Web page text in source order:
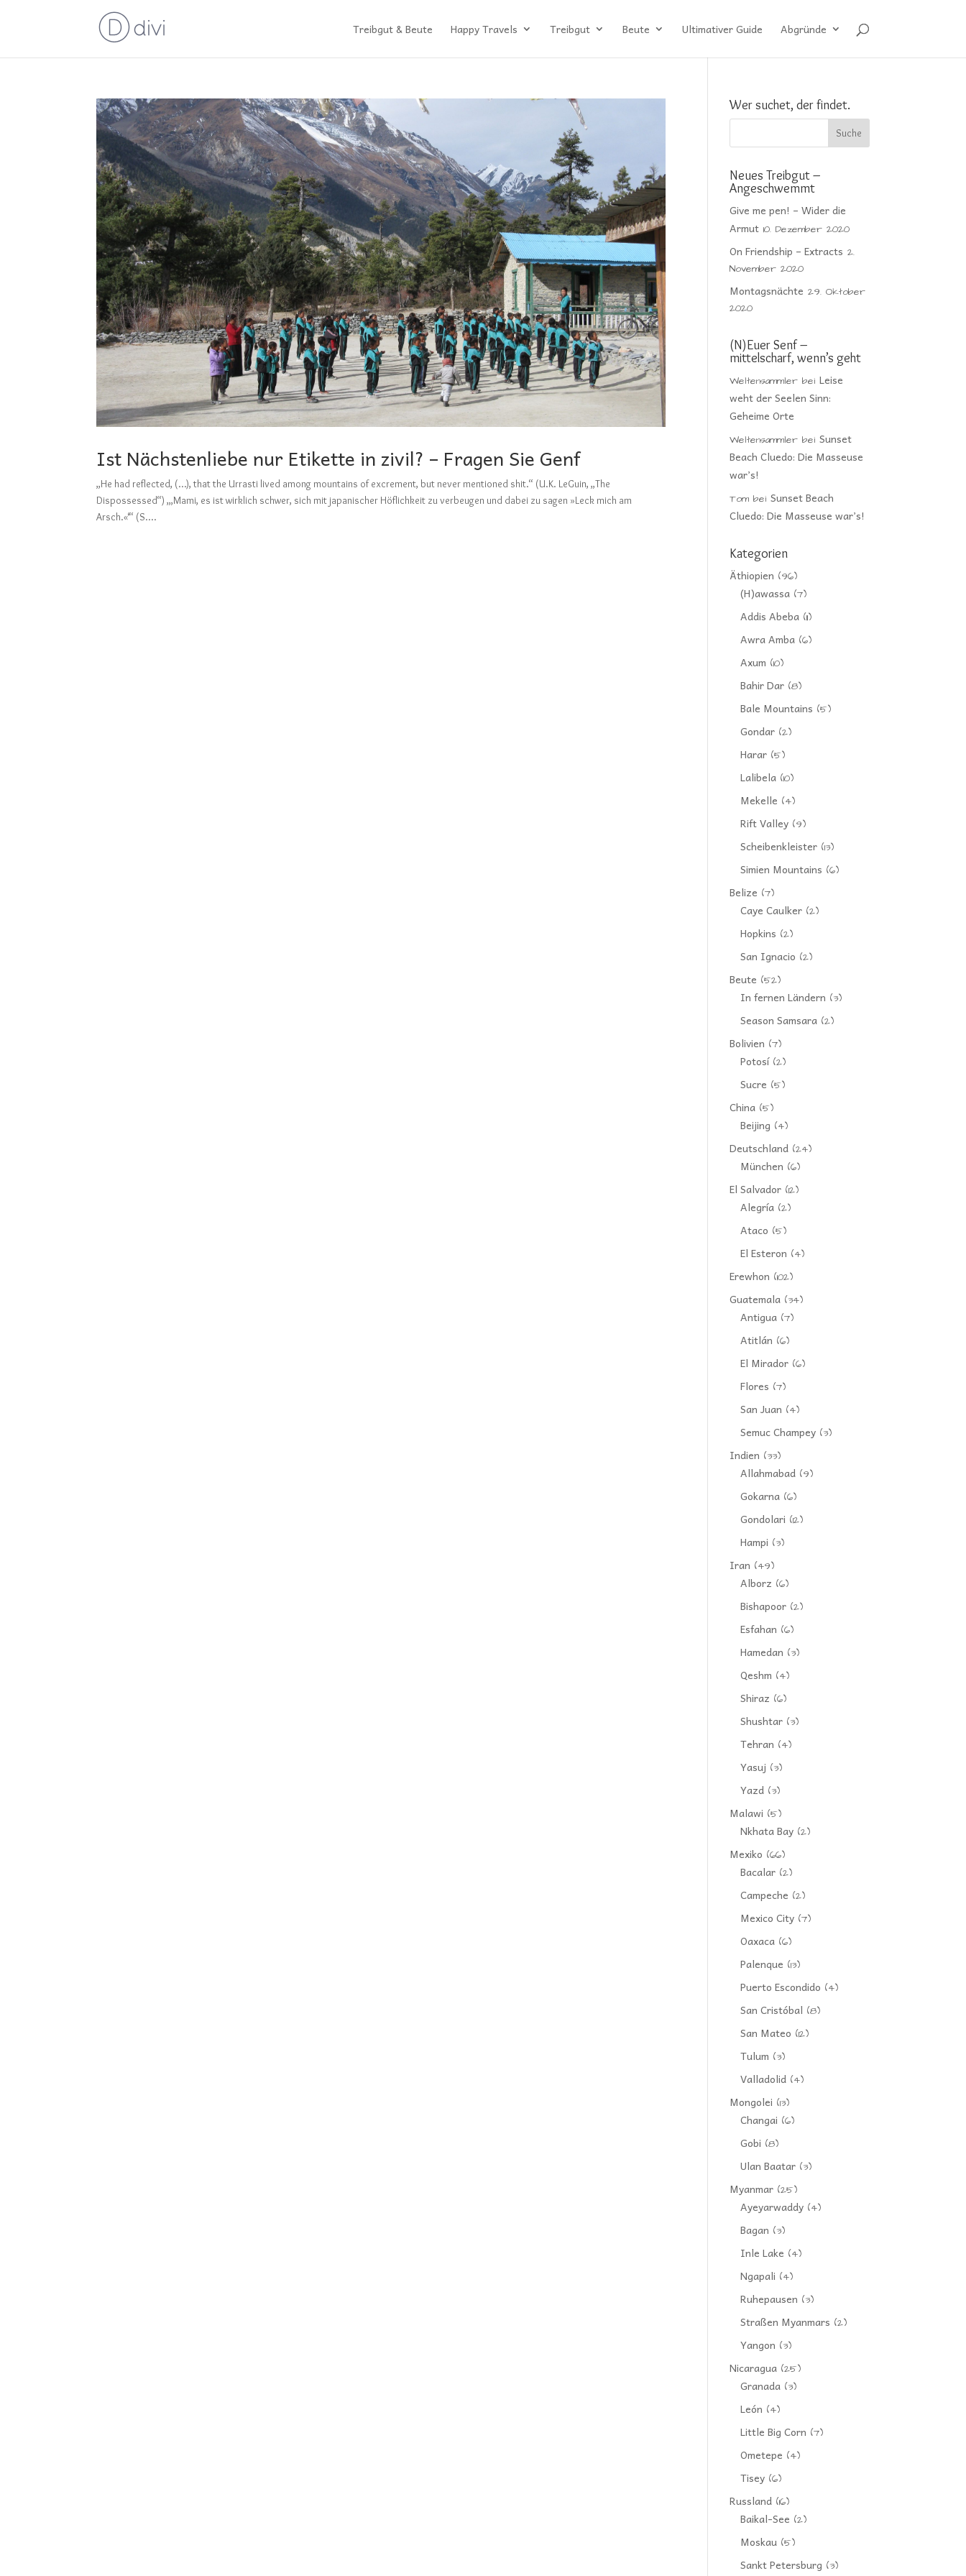
Treibgut & Beute Happy Travels Treibgut Beute Ultimativer Guide Abgründe
Ist Nächstenliebe nur Etikette in zivil? – Fragen Sie Genf
„He had reflected, (…), that the Urrasti lived among mountains of excrement, but never mentioned shit.“ (U.K. LeGuin, „The
Dispossessed“) „‚Mami, es ist wirklich schwer, sich mit japanischer Höflichkeit zu verbeugen und dabei zu sagen »Leck mich am
Arsch.«‘“ (S....
Wer suchet, der findet.
Neues Treibgut –
Angeschwemmt
Give me pen! – Wider die
Armut 10. Dezember 2020
On Friendship – Extracts 2.
November 2020
Montagsnächte 29. Oktober
2020
(N)Euer Senf –
mittelscharf, wenn’s geht
Weltensammler beiLeise
weht der Seelen Sinn:
Geheime Orte
Weltensammler beiSunset
Beach Cluedo: Die Masseuse
war’s!
Tom beiSunset Beach
Cluedo: Die Masseuse war’s!
Kategorien
Äthiopien (96)
(H)awassa (7)
Addis Abeba (11)
Awra Amba (6)
Axum (10)
Bahir Dar (8)
Bale Mountains (5)
Gondar (2)
Harar (5)
Lalibela (10)
Mekelle (4)
Rift Valley (9)
Scheibenkleister (13)
Simien Mountains (6)
Belize (7)
Caye Caulker (2)
Hopkins (2)
San Ignacio (2)
Beute (52)
In fernen Ländern (3)
Season Samsara (2)
Bolivien (7)
Potosí(2)
Sucre (5)
China (5)
Beijing (4)
Deutschland (24)
München (6)
El Salvador (12)
Alegría (2)
Ataco (5)
El Esteron (4)
Erewhon (102)
Guatemala (34)
Antigua (7)
Atitlán (6)
El Mirador (6)
Flores (7)
San Juan (4)
Semuc Champey (3)
Indien (33)
Allahmabad (9)
Gokarna (6)
Gondolari (12)
Hampi (3)
Iran (49)
Alborz (6)
Bishapoor (2)
Esfahan (6)
Hamedan (3)
Qeshm (4)
Shiraz (6)
Shushtar (3)
Tehran (4)
Yasuj (3)
Yazd (3)
Malawi (5)
Nkhata Bay (2)
Mexiko (66)
Bacalar (2)
Campeche (2)
Mexico City (7)
Oaxaca (6)
Palenque (13)
Puerto Escondido (4)
San Cristóbal (8)
San Mateo (12)
Tulum (3)
Valladolid (4)
Mongolei (13)
Changai (6)
Gobi (8)
Ulan Baatar (3)
Myanmar (25)
Ayeyarwaddy (4)
Bagan (3)
Inle Lake (4)
Ngapali (4)
Ruhepausen (3)
Straßen Myanmars (2)
Yangon (3)
Nicaragua (25)
Granada (3)
León (4)
Little Big Corn (7)
Ometepe (4)
Tisey (6)
Russland (16)
Baikal-See (2)
Moskau (5)
Sankt Petersburg (3)